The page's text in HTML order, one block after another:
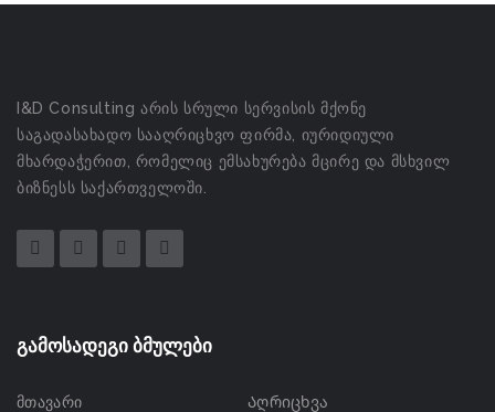
I&D Consulting არის სრული სერვისის მქონე
საგადასახადო სააღრიცხვო ფირმა, იურიდიული
მხარდაჭერით, რომელიც ემსახურება მცირე და მსხვილ
ბიზნესს საქართველოში.
გამოსადეგი ბმულები
მთავარი Აღრიცხვა